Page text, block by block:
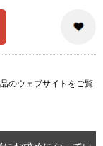
のウェブサイト をご覧